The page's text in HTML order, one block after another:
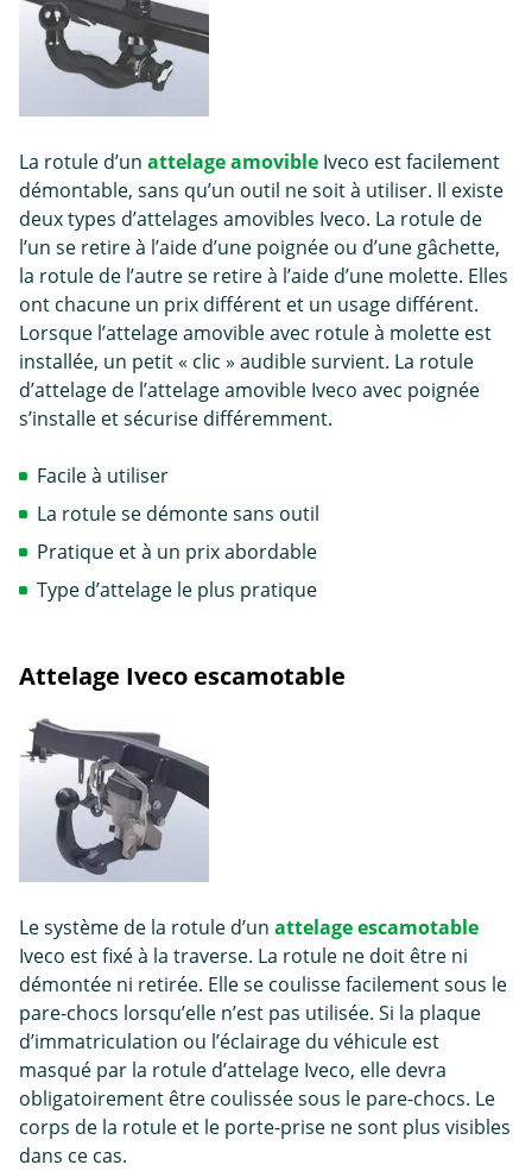
La rotule d’un attelage amovible Iveco est facilement
démontable, sans qu’un outil ne soit à utiliser. Il existe
deux types d’attelages amovibles Iveco. La rotule de
l’un se retire à l’aide d’une poignée ou d’une gâchette,
la rotule de l’autre se retire à l’aide d’une molette. Elles
ont chacune un prix différent et un usage différent.
Lorsque l’attelage amovible avec rotule à molette est
installée, un petit « clic » audible survient. La rotule
d’attelage de l’attelage amovible Iveco avec poignée
s’installe et sécurise différemment.
Facile à utiliser
La rotule se démonte sans outil
Pratique et à un prix abordable
Type d’attelage le plus pratique
Attelage Iveco escamotable
Le système de la rotule d’un attelage escamotable
Iveco est fixé à la traverse. La rotule ne doit être ni
démontée ni retirée. Elle se coulisse facilement sous le
pare-chocs lorsqu’elle n’est pas utilisée. Si la plaque
d’immatriculation ou l’éclairage du véhicule est
masqué par la rotule d’attelage Iveco, elle devra
obligatoirement être coulissée sous le pare-chocs. Le
corps de la rotule et le porte-prise ne sont plus visibles
dans ce cas.